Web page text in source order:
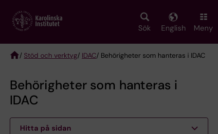
main
Sök English Meny
/ Stöd och verktyg/ IDAC/ Behörigheter som hanteras i IDAC
Behörigheter som hanteras i
IDAC
Hitta på sidan